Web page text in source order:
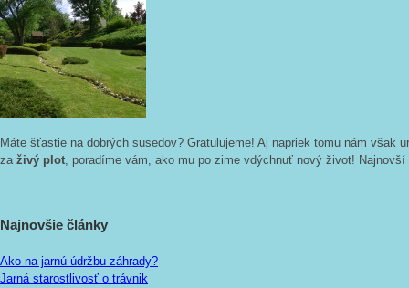
Máte šťastie na dobrých susedov? Gratulujeme! Aj napriek tomu nám však
za živý plot , poradíme vám, ako mu po zime vdýchnuť nový život!
Najnovšie články
Ako na jarnú údržbu záhrady?
Jarná starostlivosť o trávnik